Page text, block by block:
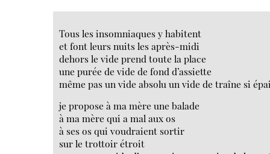
Tous les insomniaques y habitent
et font leurs nuits les après-midi
dehors le vide prend toute la place
une purée de vide de fond d’assiette
même pas un vide absolu un vide de traîne si
je propose à ma mère une balade
à ma mère qui a mal aux os
à ses os qui voudraient sortir
sur le trottoir étroit